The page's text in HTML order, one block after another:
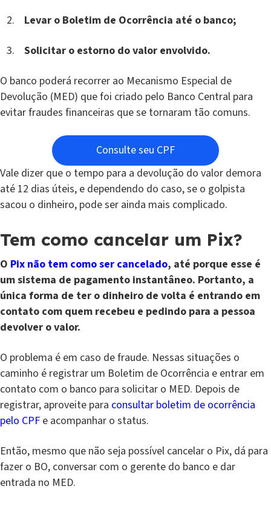
Levar o Boletim de Ocorrência até o banco;
Solicitar o estorno do valor envolvido.
O banco poderá recorrer ao Mecanismo Especial de
Devolução (MED) que foi criado pelo Banco Central para
evitar fraudes financeiras que se tornaram tão comuns.
Consulte seu CPF
Vale dizer que o tempo para a devolução do valor demora
até 12 dias úteis, e dependendo do caso, se o golpista
sacou o dinheiro, pode ser ainda mais complicado.
Tem como cancelar um Pix?
O Pix não tem como ser cancelado, até porque esse é
um sistema de pagamento instantâneo. Portanto, a
única forma de ter o dinheiro de volta é entrando em
contato com quem recebeu e pedindo para a pessoa
devolver o valor.
O problema é em caso de fraude. Nessas situações o
caminho é registrar um Boletim de Ocorrência e entrar em
contato com o banco para solicitar o MED. Depois de
registrar, aproveite para consultar boletim de ocorrência
pelo CPF e acompanhar o status.
Então, mesmo que não seja possível cancelar o Pix, dá para
fazer o BO, conversar com o gerente do banco e dar
entrada no MED.